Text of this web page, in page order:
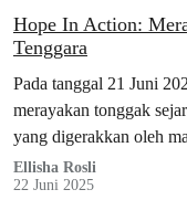
Hope In Action:
Tenggara
Pada tanggal 21 Juni
merayakan tonggak
yang digerakkan oleh
seratus donor,
Ellisha Rosli
22 Juni 2025